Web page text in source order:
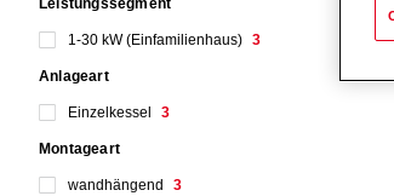
Leistungssegment
1-30 kW (Einfamilienhaus) 3
Anlageart
Einzelkessel 3
Montageart
wandhängend 3